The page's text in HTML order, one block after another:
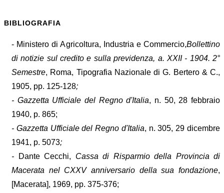
BIBLIOGRAFIA
- Ministero di Agricoltura, Industria e Commercio,Bollettino
di notizie sul credito e sulla previdenza, a. XXII - 1904. 2°
Semestre, Roma, Tipografia Nazionale di G. Bertero & C.,
1905, pp. 125-128;
- Gazzetta Ufficiale del Regno d'Italia, n. 50, 28 febbraio
1940, p. 865;
- Gazzetta Ufficiale del Regno d'Italia, n. 305, 29 dicembre
1941, p. 5073;
-
Dante Cecchi, Cassa di Risparmio della Provincia di
Macerata nel CXXV anniversario della sua fondazione,
[Macerata], 1969, pp. 375-376;